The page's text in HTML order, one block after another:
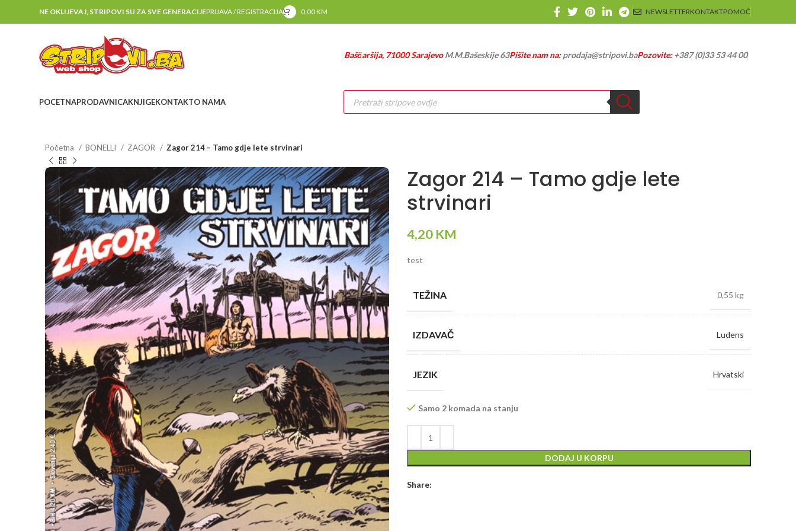
NE OKLIJEVAJ, STRIPOVI SU ZA SVE GENERACIJEPRIJAVA / REGISTRACIJA 0,00KM NEWSLETTERKONTAKTPOMOĆ
Baščaršija, 71000 SarajevoM.M.Bašeskije 63Pišite nam na:prodaja@stripovi.baPozovite:+387 (0)33 53 44 00
POCETNAPRODAVNICAKNJIGEKONTAKTO NAMA
Products
search
Početna BONELLI ZAGOR Zagor 214 – Tamo gdje lete strvinari
Zagor 214 – Tamo gdje lete
strvinari
4,20 KM
test
TEŽINA 0,55 kg
IZDAVAČ Ludens
JEZIK Hrvatski
Samo 2 komada na stanju
DODAJ U KORPU
Share: